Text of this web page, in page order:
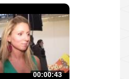
00:00:43